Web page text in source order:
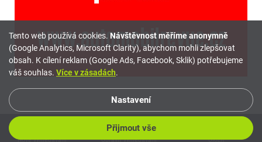
Nové vyhledávání Upravit vyhledávání Uložit
Inzerovat Mé hledání Porovnávač Oblíbené
Tento web používá cookies. Návštěvnost měříme anonymně
(Google Analytics, Microsoft Clarity), abychom mohli zlepšovat
obsah. K cílení reklam (Google Ads, Facebook, Sklik) potřebujeme
váš souhlas. Více v zásadách.
Nastavení
Přijmout vše